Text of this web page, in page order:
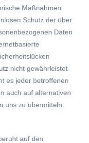
Maßnahmen
Schutz der über
Daten
nicht gewährleistet
es jeder betroffenen
auch auf alternativen
uns zu übermitteln.
auf den